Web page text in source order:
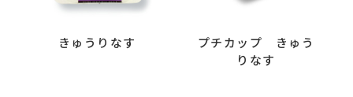
きゅうりなす
プチカップ きゅう
りなす